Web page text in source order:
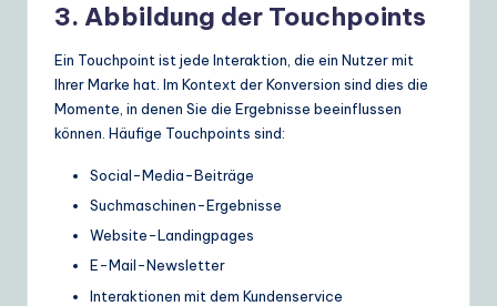
3. Abbildung der Touchpoints
Ein Touchpoint ist jede Interaktion, die ein Nutzer mit
Ihrer Marke hat. Im Kontext der Konversion sind dies die
Momente, in denen Sie die Ergebnisse beeinflussen
können. Häufige Touchpoints sind:
Social-Media-Beiträge
Suchmaschinen-Ergebnisse
Website-Landingpages
E-Mail-Newsletter
Interaktionen mit dem Kundenservice